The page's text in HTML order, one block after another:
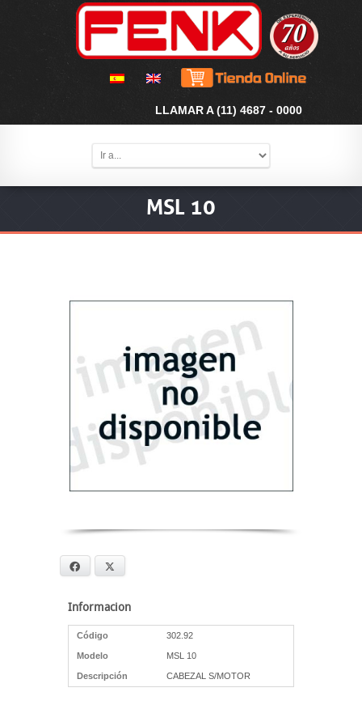
LLAMAR A (11) 4687 - 0000
MSL 10
Facebook
Informacion
Código 302.92
Modelo MSL 10
Descripción CABEZAL S/MOTOR